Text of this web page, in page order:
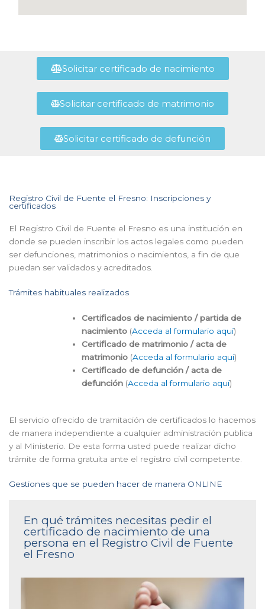
Solicitar certificado de nacimiento
Solicitar certificado de matrimonio
Solicitar certificado de defunción
Registro Civil de Fuente el Fresno: Inscripciones y
certificados
El Registro Civil de Fuente el Fresno es una institución en
donde se pueden inscribir los actos legales como pueden
ser defunciones, matrimonios o nacimientos, a fin de que
puedan ser validados y acreditados.
Trámites habituales realizados
Certificados de nacimiento / partida de
nacimiento (Acceda al formulario aquí)
Certificado de matrimonio / acta de
matrimonio (Acceda al formulario aquí)
Certificado de defunción / acta de
defunción (Acceda al formulario aquí)
El servicio ofrecido de tramitación de certificados lo hacemos
de manera independiente a cualquier administración publica
y al Ministerio. De esta forma usted puede realizar dicho
trámite de forma gratuita ante el registro civil competente.
Gestiones que se pueden hacer de manera ONLINE
En qué trámites necesitas pedir el
certificado de nacimiento de una
persona en el Registro Civil de Fuente
el Fresno